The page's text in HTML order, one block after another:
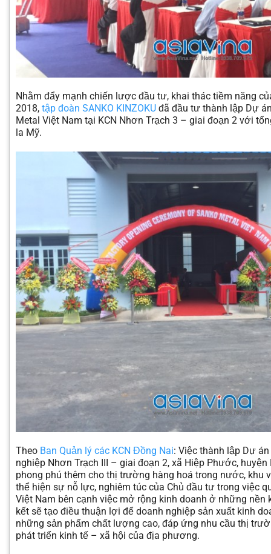
Nhằm đẩy mạnh chiến lược đầu tư, khai thác tiềm năng
2018, tập đoàn SANKO KINZOKU đã đầu tư thành lập Dự
Metal Việt Nam tại KCN Nhơn Trạch 3 – giai đoạn 2 với
la Mỹ.
Theo Ban Quản lý các KCN Đồng Nai: Việc thành lập Dự
nghiệp Nhơn Trạch III – giai đoạn 2, xã Hiệp Phước,
phong phú thêm cho thị trường hàng hoá trong nước, khu
thể hiện sự nỗ lực, nghiêm túc của Chủ đầu tư trong việc
Việt Nam bên cạnh việc mở rộng kinh doanh ở những nền
kết sẽ tạo điều thuận lợi để doanh nghiệp sản xuất kinh
những sản phẩm chất lượng cao, đáp ứng nhu cầu thị
phát triển kinh tế – xã hội của địa phương.